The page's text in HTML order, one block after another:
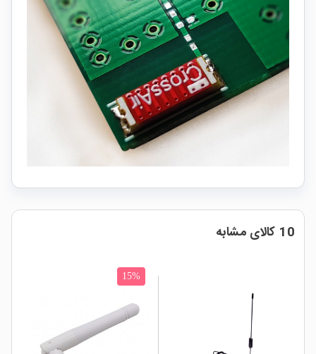
10 کالای مشابه
15%